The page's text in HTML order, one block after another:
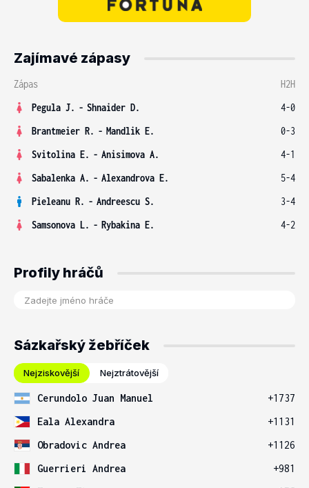
Zajímavé zápasy
Zápas
H2H
Pegula J. - Shnaider D.
4-0
Brantmeier R. - Mandlik E.
0-3
Svitolina E. - Anisimova A.
4-1
Sabalenka A. - Alexandrova E.
5-4
Pieleanu R. - Andreescu S.
3-4
Samsonova L. - Rybakina E. 4-2
Profily hráčů
Sázkařský žebříček
Nejziskovější Nejztrátovější
Cerundolo Juan Manuel
+1737
Eala Alexandra
+1131
Obradovic Andrea
+1126
Guerrieri Andrea
+981